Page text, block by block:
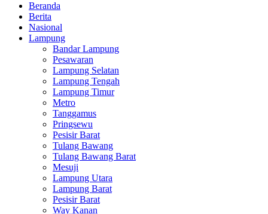
Beranda
Berita
Nasional
Lampung
Bandar Lampung
Pesawaran
Lampung Selatan
Lampung Tengah
Lampung Timur
Metro
Tanggamus
Pringsewu
Pesisir Barat
Tulang Bawang
Tulang Bawang Barat
Mesuji
Lampung Utara
Lampung Barat
Pesisir Barat
Way Kanan